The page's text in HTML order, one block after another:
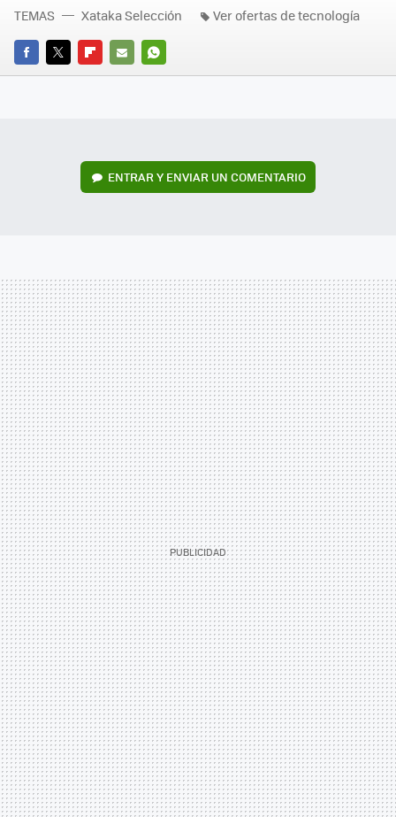
FACEBOOK
TWITTERFLIPBOARD
E-
WHATSAPP
TEMAS Xataka Selección Ver ofertas de tecnología
ENTRAR Y ENVIAR UN COMENTARIO